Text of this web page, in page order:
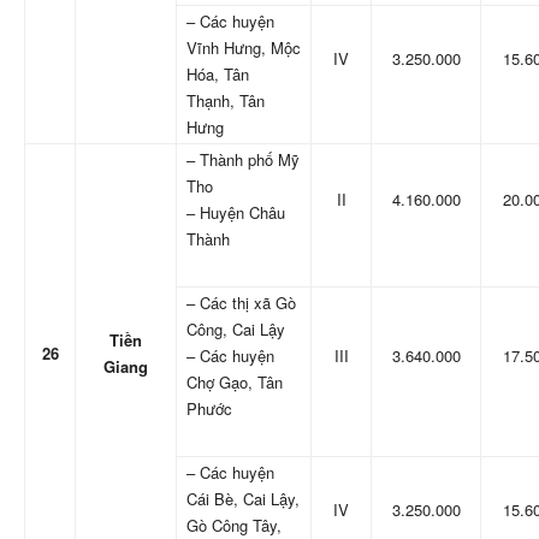
– Các huyện
Vĩnh Hưng, Mộc
Hóa, Tân
Thạnh, Tân
Hưng
IV 3.250.000
26
Tiền
Giang
– Thành phố Mỹ
Tho
– Huyện Châu
Thành
II 4.160.000
– Các thị xã Gò
Công, Cai Lậy
– Các huyện
Chợ Gạo, Tân
Phước
III 3.640.000
– Các huyện
Cái Bè, Cai Lậy,
Gò Công Tây,
IV 3.250.000